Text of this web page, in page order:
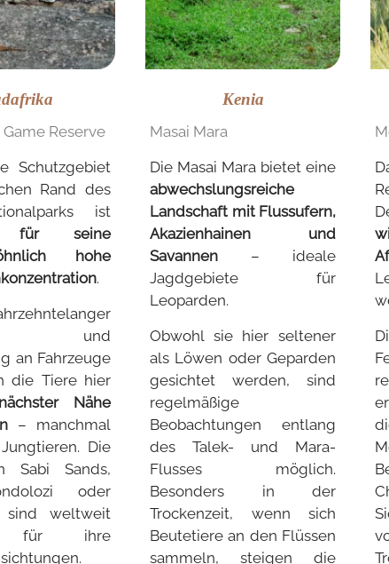
Game Reserve
Schutzgebiet
Rand des
ist
für seine
hohe
.
und
an Fahrzeuge
die Tiere hier
Nähe
– manchmal
Die
Sabi Sands,
oder
sind weltweit
für ihre
Kenia
Masai Mara
Die Masai Mara bietet eine
abwechslungsreiche
Landschaft mit Flussufern,
Akazienhainen und
Savannen – ideale
Jagdgebiete für
Leoparden.
Obwohl sie hier seltener
als Löwen oder Geparden
gesichtet werden, sind
regelmäßige
Beobachtungen entlang
des Talek- und Mara-
Flusses möglich.
Besonders in der
Trockenzeit, wenn sich
Beutetiere an den Flüssen
sammeln, steigen die